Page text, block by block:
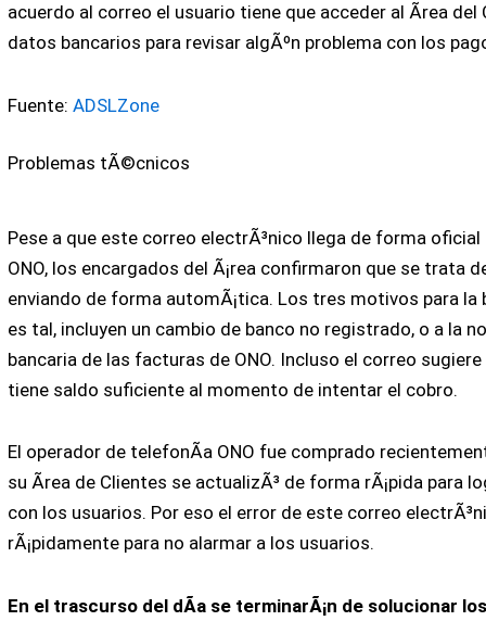
acuerdo al correo el usuario tiene que acceder al Ãrea
datos bancarios para revisar algÃºn problema con los
Fuente:ADSLZone
Problemas tÃ©cnicos
Pese a que este correo electrÃ³nico llega de forma
ONO, los encargados del Ã¡rea confirmaron que se trata
enviando de forma automÃ¡tica. Los tres motivos para la
es tal, incluyen un cambio de banco no registrado, o a la
bancaria de las facturas de ONO. Incluso el correo
tiene saldo suficiente al momento de intentar el cobro.
El operador de telefonÃ­a ONO fue comprado
su Ãrea de Clientes se actualizÃ³ de forma rÃ¡pida para
con los usuarios. Por eso el error de este correo
rÃ¡pidamente para no alarmar a los usuarios.
En el trascurso del dÃ­a se terminarÃ¡n de solucionar